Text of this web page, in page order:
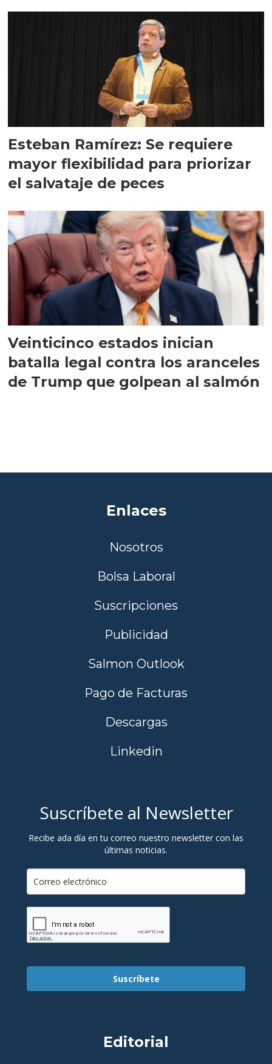
Esteban Ramírez: Se requiere
mayor flexibilidad para priorizar
el salvataje de peces
Veinticinco estados inician
batalla legal contra los aranceles
de Trump que golpean al salmón
Enlaces
Nosotros
Bolsa Laboral
Suscripciones
Publicidad
Salmon Outlook
Pago de Facturas
Descargas
Linkedin
Suscríbete al Newsletter
Recibe ada día en tu correo nuestro newsletter con las
últimas noticias.
Suscríbete
Editorial